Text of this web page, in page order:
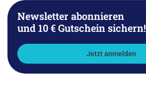
Newsletter abonnieren
und 10 € Gutschein sichern!
Jetzt anmelden